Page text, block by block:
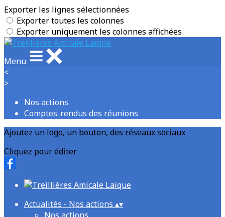
Exporter les lignes sélectionnées
Exporter toutes les colonnes
Exporter uniquement les colonnes affichées
Menu
<
>
Nos actions
Comptes-rendus des réunions
Ajoutez un logo, un bouton, des réseaux sociaux
Cliquez pour éditer
Actualités - Nos actions ▴▾